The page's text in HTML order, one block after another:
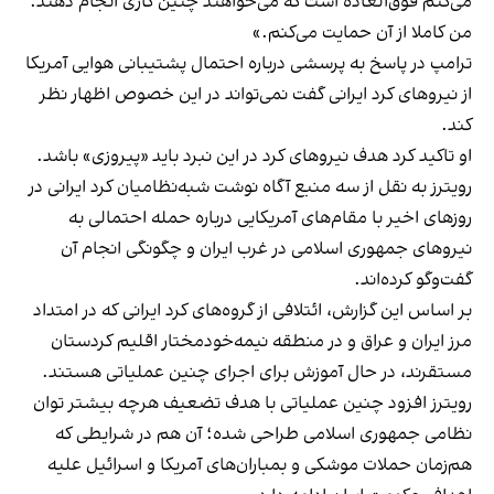
من کاملا از آن حمایت می‌کنم.»
ترامپ در پاسخ به پرسشی درباره احتمال پشتیبانی هوایی آمریکا
از نیروهای کرد ایرانی گفت نمی‌تواند در این خصوص اظهار نظر
کند.
او تاکید کرد هدف نیروهای کرد در این نبرد باید «پیروزی» باشد.
رویترز به نقل از سه منبع آگاه نوشت شبه‌نظامیان کرد ایرانی در
روزهای اخیر با مقام‌های آمریکایی درباره حمله احتمالی به
نیروهای جمهوری اسلامی در غرب ایران و چگونگی انجام آن
گفت‌وگو کرده‌اند.
‫بر اساس این گزارش، ائتلافی از گروه‌های کرد ایرانی که در امتداد
مرز ایران و عراق و در منطقه نیمه‌خودمختار اقلیم کردستان
مستقرند، در حال آموزش برای اجرای چنین عملیاتی هستند.
رویترز افزود چنین عملیاتی با هدف تضعیف هرچه بیشتر توان
نظامی جمهوری اسلامی طراحی شده؛ آن هم در شرایطی که
هم‌زمان حملات موشکی و بمباران‌های آمریکا و اسرائیل علیه